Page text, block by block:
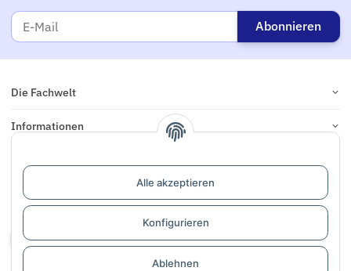
Alle akzeptieren
Konfigurieren
Ablehnen
Abonnieren
Die Fachwelt
Informationen
Support / Dialogaufnahme
Vertrag widerrufen